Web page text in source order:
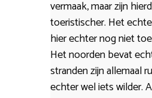
vermaak, maar zijn
toeristischer. Het
hier echter nog niet
Het noorden bevat
stranden zijn allemaal
echter wel iets wilder.